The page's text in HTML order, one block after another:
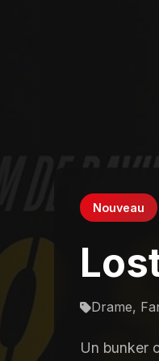
Nouveau
Drame,
Un bunker